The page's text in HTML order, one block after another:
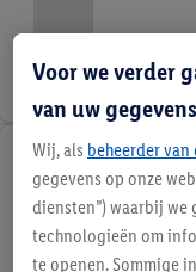
Voor we verder
van uw gegevens
Wij, als beheerder
gegevens op onze
diensten”) waarbij
technologieën om
te openen. Sommige